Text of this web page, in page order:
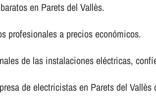
en Parets del Vallès.
profesionales a precios económicos.
de las instalaciones eléctricas,
de electricistas en Parets del